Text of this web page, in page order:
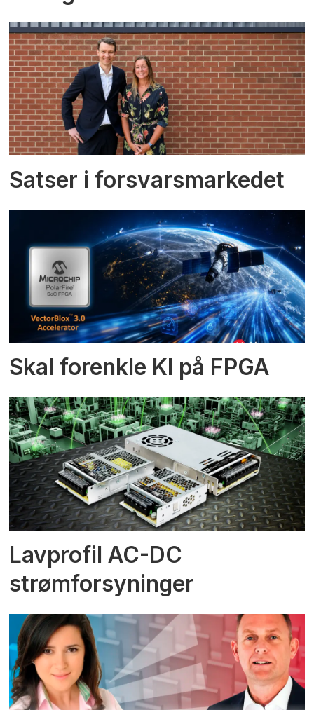
Satser i forsvarsmarkedet
Skal forenkle KI på FPGA
Lavprofil AC-DC
strømforsyninger